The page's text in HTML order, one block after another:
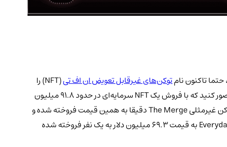
تاکنون نامتوکن‌های غیرقابل تعویض ان اف تی
(NFT) را
شنیده‌اید؛ در واقع معاملات NFT در دنیای امروز به یکی از روش‌های محبوب درآمدزایی تبدیل شده‌اند که دارای مزایای قابل توجهی هستند. تصور کنید که با فروش یک NFT سرمایه‌ای در حدود 91.8 میلیون
دلار به دست آورده‌اید، آیا به نظر شما دستیابی به چنین سرمایه‌ای با انجام معاملات NFT امری محال بنظر می‌رسد؟! جالب است بدانید که توکن غیرمثلی The Merge دقیقا به همین قیمت فروخته شده و
حدودا 30 هزار کلکسیونر، با همکاری هم توانستند بخش‌های از این NFT را خریداری نمایند یا مثلا توکن غیرمثلی Everydays: The First 5000 Days به قیمت 69.3 میلیون دلار به یک نفر فروخته شده